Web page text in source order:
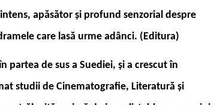
apăsător și profund senzorial despre
care lasă urme adânci. (Editura)
partea de sus a Suediei, și a crescut în
studii de Cinematografie, Literatură și